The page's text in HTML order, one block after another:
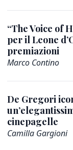
“The Voice of
per il Leone
premiazioni
Marco Contino
De Gregori
cinepagelle
Camilla Gargioni